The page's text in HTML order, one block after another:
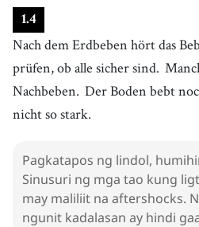
1.4
Nach dem Erdbeben hört das
prüfen, ob alle sicher sind.
Nachbeben. Der Boden bebt
nicht so stark.
Pagkatapos ng lindol,
Sinusuri ng mga tao kung
may maliliit na aftershocks.
ngunit kadalasan ay hindi